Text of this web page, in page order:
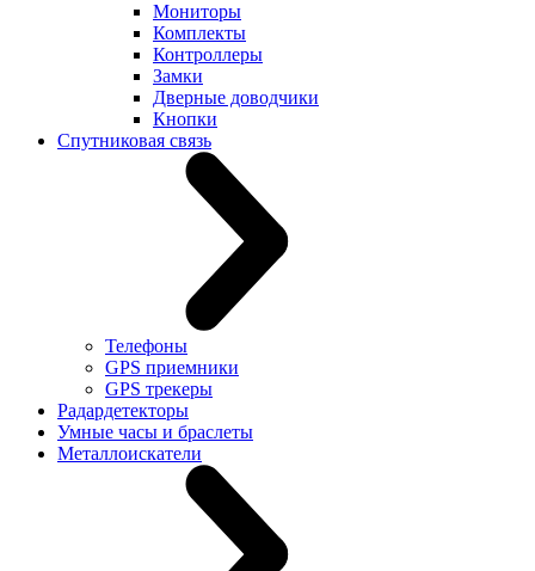
Мониторы
Комплекты
Контроллеры
Замки
Дверные доводчики
Кнопки
Спутниковая связь
Телефоны
GPS приемники
GPS трекеры
Радардетекторы
Умные часы и браслеты
Металлоискатели